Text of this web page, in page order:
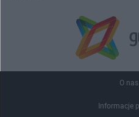
O nas
Informacje